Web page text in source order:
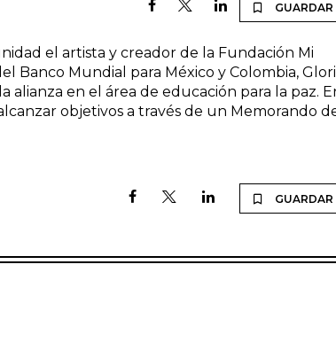
GUARDAR
el artista y creador de la Fundación Mi
Banco Mundial para México y Colombia,
alianza en el área de educación para la paz.
objetivos a través de un Memorando
GUARDAR